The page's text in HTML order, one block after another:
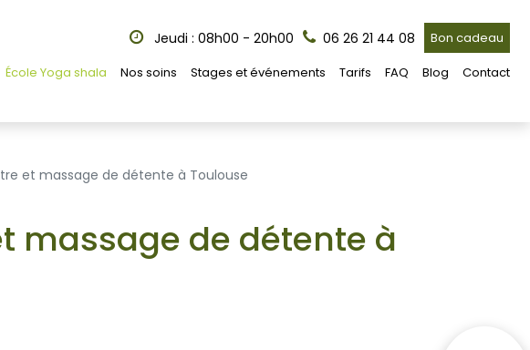
Jeudi : 08h00 - 20h00 06 26 21 44 08
Bon cadeau
École Yoga shala Nos soins Stages et événements Tarifs FAQ Blog Contact
et massage de détente à Toulouse
massage de détente à